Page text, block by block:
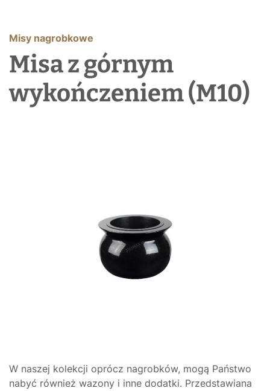
Misy nagrobkowe
Misa z górnym
wykończeniem (M10)
W naszej kolekcji oprócz nagrobków, mogą Państwo
nabyć również wazony i inne dodatki. Przedstawiana